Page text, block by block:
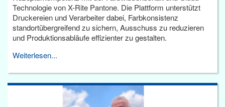
Technologie von X-Rite Pantone. Die Plattform unterstützt
Druckereien und Verarbeiter dabei, Farbkonsistenz
standortübergreifend zu sichern, Ausschuss zu reduzieren
und Produktionsabläufe effizienter zu gestalten.
Weiterlesen...